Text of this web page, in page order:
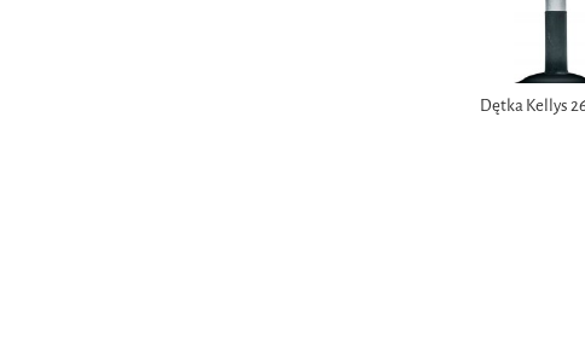
Dętka Kellys